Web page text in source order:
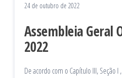
24 de outubro de 2022
Assembleia Geral
2022
De acordo com o Capítulo III, Seção I